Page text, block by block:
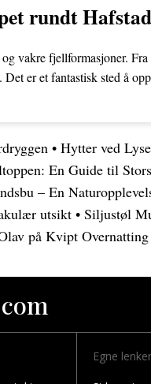
rundt
vakre fjellformasjoner.
er et fantastisk sted å
• Hytter ved
En Guide til
– En
utsikt • Siljustøl
på Kvipt Overnatting
Egne lenker